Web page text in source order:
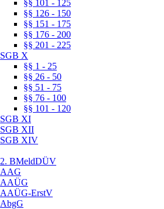
§§ 101 - 125
§§ 126 - 150
§§ 151 - 175
§§ 176 - 200
§§ 201 - 225
SGB X
§§ 1 - 25
§§ 26 - 50
§§ 51 - 75
§§ 76 - 100
§§ 101 - 120
SGB XI
SGB XII
SGB XIV
2. BMeldDÜV
AAG
AAÜG
AAÜG-ErstV
AbgG